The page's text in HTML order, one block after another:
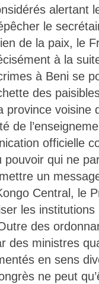
alertant
le
de la paix, le
à la
à Beni se
des
province voisine
de
officielle
qui ne
un
Central, le
les institutions
des
des ministres
en sens
ne peut